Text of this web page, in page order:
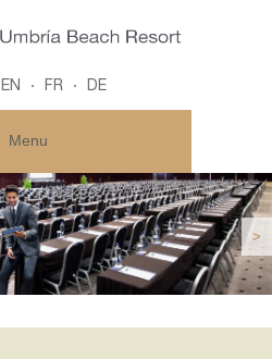
EN FR DE
Menu
>